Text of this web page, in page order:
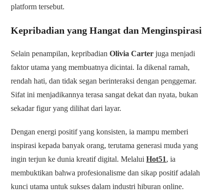
platform tersebut.
Kepribadian yang Hangat dan Menginspirasi
Selain penampilan, kepribadianOlivia Carter juga menjadi
faktor utama yang membuatnya dicintai. Ia dikenal ramah,
rendah hati, dan tidak segan berinteraksi dengan penggemar.
Sifat ini menjadikannya terasa sangat dekat dan nyata, bukan
sekadar figur yang dilihat dari layar.
Dengan energi positif yang konsisten, ia mampu memberi
inspirasi kepada banyak orang, terutama generasi muda yang
ingin terjun ke dunia kreatif digital. MelaluiHot51, ia
membuktikan bahwa profesionalisme dan sikap positif adalah
kunci utama untuk sukses dalam industri hiburan online.